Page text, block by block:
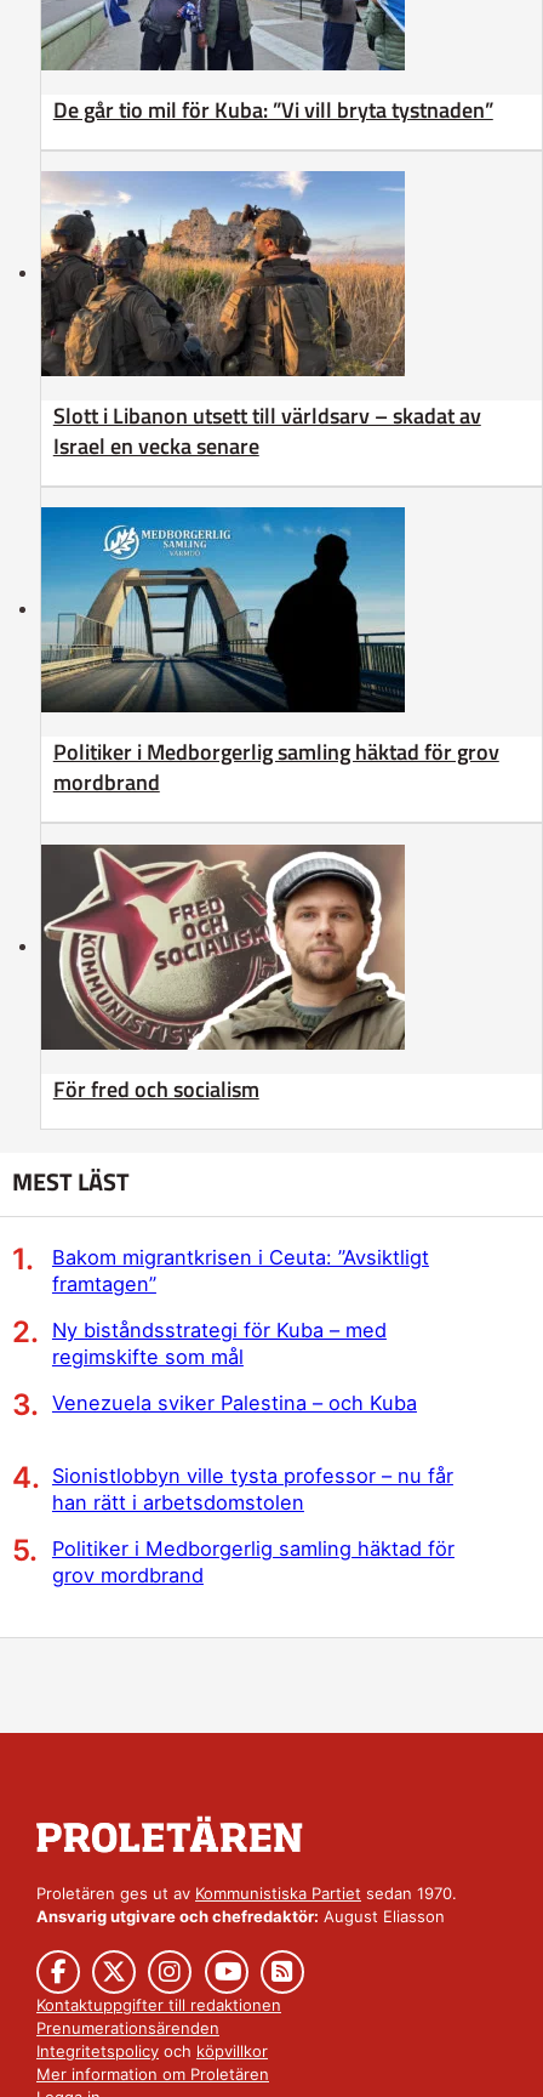
De går tio mil för Kuba: ”Vi vill bryta tystnaden”
Slott i Libanon utsett till världsarv – skadat av
Israel en vecka senare
Politiker i Medborgerlig samling häktad för grov
mordbrand
För fred och socialism
MEST LÄST
Bakom migrantkrisen i Ceuta: ”Avsiktligt
framtagen”
Ny biståndsstrategi för Kuba – med
regimskifte som mål
Venezuela sviker Palestina – och Kuba
Sionistlobbyn ville tysta professor – nu får
han rätt i arbetsdomstolen
Politiker i Medborgerlig samling häktad för
grov mordbrand
Proletären ges ut av Kommunistiska Partiet sedan 1970.
Ansvarig utgivare och chefredaktör: August Eliasson
Kontaktuppgifter till redaktionen
Prenumerationsärenden
Integritetspolicy och köpvillkor
Mer information om Proletären